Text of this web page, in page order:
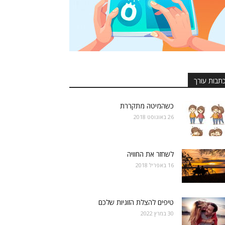
עורך
כשהמיטה מתקררת
26 באוגוסט 2018
לשחזר את החוויה
16 באפריל 2018
טיפים להצלת הזוגיות שלכם
30 במרץ 2022